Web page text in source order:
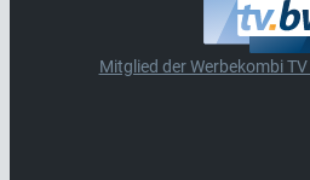
Mitglied der Werbekombi